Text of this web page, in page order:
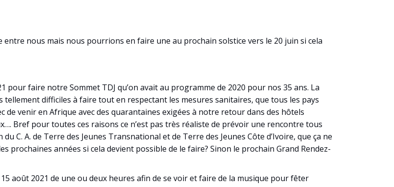
nous mais nous pourrions en faire une au prochain solstice vers le 20 juin si cela
faire notre Sommet TDJ qu’on avait au programme de 2020 pour nos 35 ans. La
difficiles à faire tout en respectant les mesures sanitaires, que tous les pays
venir en Afrique avec des quarantaines exigées à notre retour dans des hôtels
Bref pour toutes ces raisons ce n’est pas très réaliste de prévoir une rencontre tous
C. A. de Terre des Jeunes Transnational et de Terre des Jeunes Côte d’Ivoire, que ça ne
prochaines années si cela devient possible de le faire? Sinon le prochain Grand Rendez-
août 2021 de une ou deux heures afin de se voir et faire de la musique pour fêter